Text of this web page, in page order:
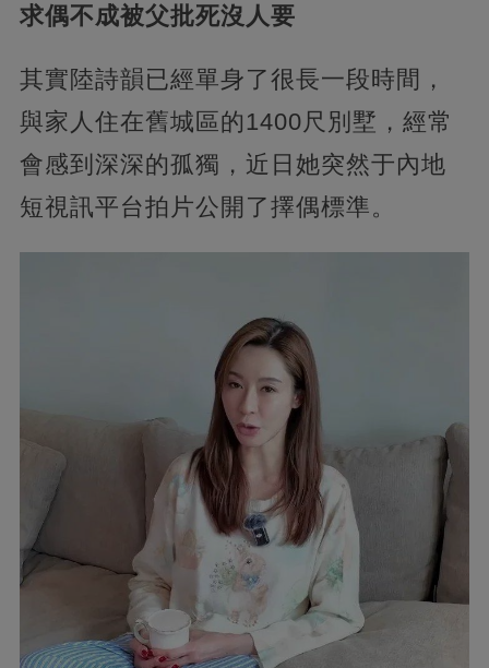
求偶不成被父批死沒人要
其實陸詩韻已經單身了很長一段時間，
與家人住在舊城區的1400尺別墅，經常
會感到深深的孤獨，近日她突然于內地
短視訊平台拍片公開了擇偶標準。